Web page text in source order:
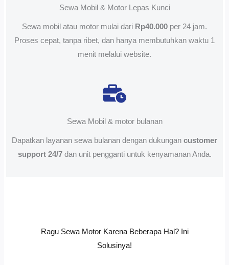
Sewa Mobil & Motor Lepas Kunci
Sewa mobil atau motor mulai dari Rp40.000 per 24 jam.
Proses cepat, tanpa ribet, dan hanya membutuhkan waktu 1
menit melalui website.
Sewa Mobil & motor bulanan
Dapatkan layanan sewa bulanan dengan dukungan customer
support 24/7dan unit pengganti untuk kenyamanan Anda.
Ragu Sewa Motor Karena Beberapa Hal? Ini
Solusinya!